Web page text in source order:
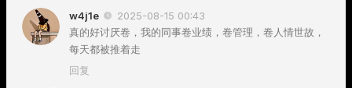
w4j1e
2025-08-15 00:43
真的好讨厌卷，我的同事卷业绩，卷管理，卷人情世故，
每天都被推着走
回复